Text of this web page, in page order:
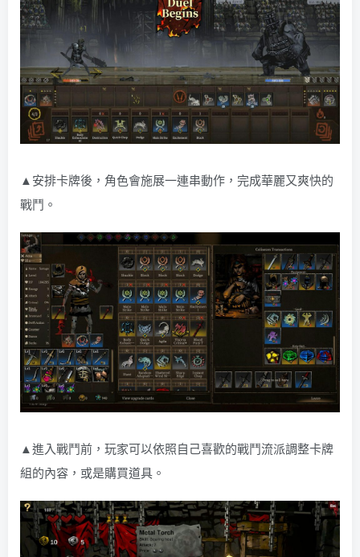
▲安排卡牌後，角色會施展一連串動作，完成華麗又爽快的
戰鬥。
▲進入戰鬥前，玩家可以依照自己喜歡的戰鬥流派調整卡牌
組的內容，或是購買道具。